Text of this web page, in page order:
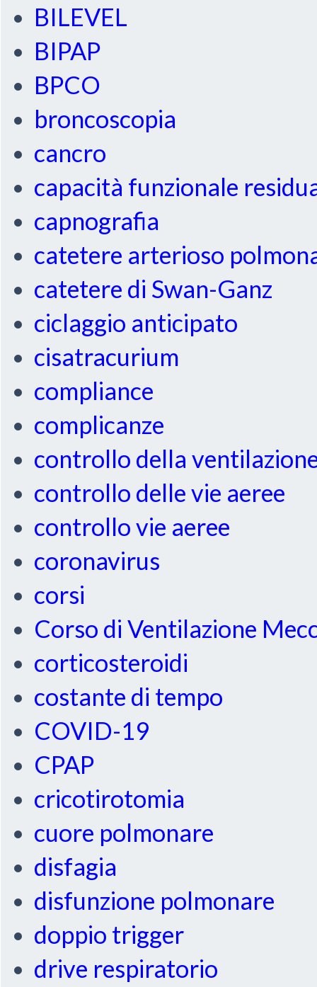
BILEVEL
BIPAP
BPCO
broncoscopia
cancro
capacità funzionale
capnografia
catetere arterioso
catetere di Swan-Ganz
ciclaggio anticipato
cisatracurium
compliance
complicanze
controllo della
controllo delle vie aeree
controllo vie aeree
coronavirus
corsi
Corso di Ventilazione
corticosteroidi
costante di tempo
COVID-19
CPAP
cricotirotomia
cuore polmonare
disfagia
disfunzione polmonare
doppio trigger
drive respiratorio